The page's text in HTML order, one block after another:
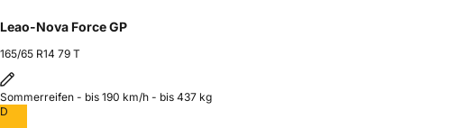
Leao-Nova Force GP
165/65 R14 79 T
Sommerreifen - bis 190 km/h - bis 437 kg
D